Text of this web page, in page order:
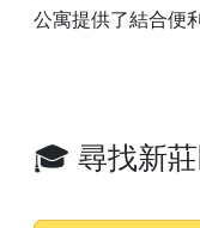
公寓提供了結合便
🎓 尋找新